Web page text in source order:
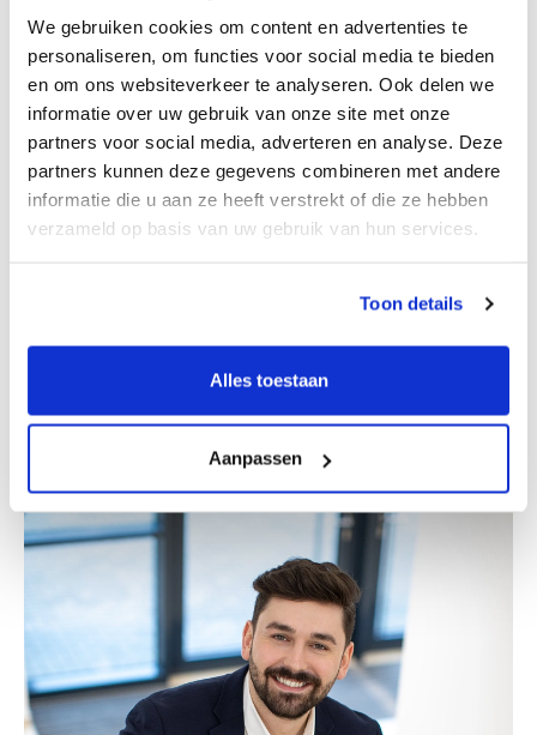
We gebruiken cookies om content en advertenties te
personaliseren, om functies voor social media te bieden
en om ons websiteverkeer te analyseren. Ook delen we
informatie over uw gebruik van onze site met onze
partners voor social media, adverteren en analyse. Deze
partners kunnen deze gegevens combineren met andere
informatie die u aan ze heeft verstrekt of die ze hebben
verzameld op basis van uw gebruik van hun services.
Toon details
Alles toestaan
Aanpassen
Partner